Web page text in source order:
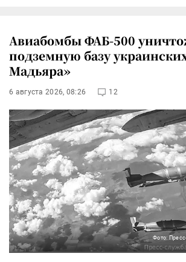
Авиабомбы ФАБ-500
подземную базу
Мадьяра»
6 августа 2026, 08:26 12
Фото: